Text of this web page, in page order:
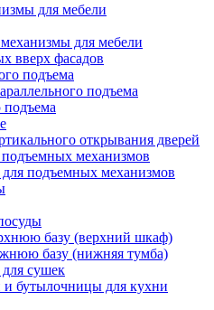
для мебели
для мебели
вверх фасадов
подъема
подъема
открывания дверей
механизмов
подъемных механизмов
базу (верхний шкаф)
базу (нижняя тумба)
сушек
и бутылочницы для кухни